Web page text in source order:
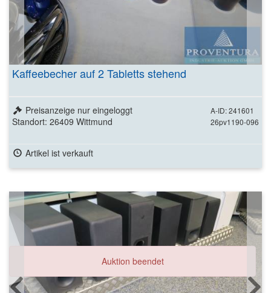
Kaffeebecher auf 2 Tabletts stehend
A-ID: 241601
26pv1190-096
Preisanzeige nur eingeloggt
Standort: 26409 Wittmund
Artikel ist verkauft
Auktion beendet